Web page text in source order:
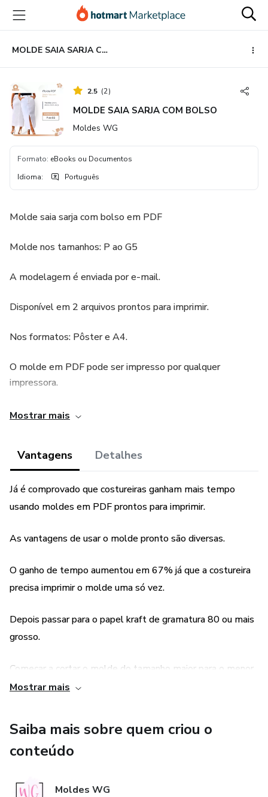
para
conteúdo
principal
para
pagamento
para
rodapé
MOLDE SAIA SARJA COM BOLSO
2.5 (2)
MOLDE SAIA SARJA COM BOLSO
Moldes WG
Formato: eBooks ou Documentos
Idioma: Português
Molde saia sarja com bolso em PDF
Molde nos tamanhos: P ao G5
A modelagem é enviada por e-mail.
Disponível em 2 arquivos prontos para imprimir.
Nos formatos: Pôster e A4.
O molde em PDF pode ser impresso por qualquer
impressora.
Os Moldes são graduados e agrupados um dentro do
O molde foi testado e aprovado por modelista.
Cotas em acordo com a tabela de medidas....
Mostrar mais
Vantagens Detalhes
Já é comprovado que costureiras ganham mais tempo
usando moldes em PDF prontos para imprimir.
As vantagens de usar o molde pronto são diversas.
O ganho de tempo aumentou em 67% já que a costureira
precisa imprimir o molde uma só vez.
Depois passar para o papel kraft de gramatura 80 ou mais
grosso.
Começar a cortar o molde do tamanho maior para o menor
também faz a diferença.
Parabéns pela escolha dessa linda modelagem.
Boa costura!
Mostrar mais
Saiba mais sobre quem criou o
conteúdo
Moldes WG